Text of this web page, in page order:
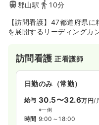
郡山駅
10分
【訪問看護】47都道府県
を展開するリーディングカ
訪問看護正看護師
日勤のみ（常勤）
給与 30.5〜32.6万円/
※一例
時間 9:00～18:00